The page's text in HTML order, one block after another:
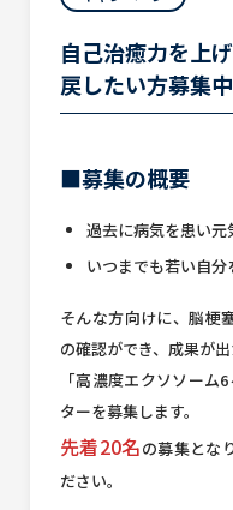
自己治癒力を上
戻したい方募集中
■募集の概要
過去に病気を患い
いつまでも若い自分
そんな方向けに、脳梗
の確認ができ、成果が
「高濃度エクソソーム
ターを募集します。
先着20名の募集とな
ださい。